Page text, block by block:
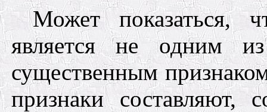
Может показаться,
является не одним
существенным
признаки составляют,